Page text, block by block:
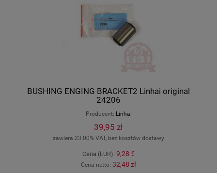
BUSHING ENGING BRACKET2 Linhai original
24206
Producent: Linhai
39,95 zł
zawiera 23.00% VAT, bez kosztów dostawy
Cena (EUR): 9,28 €
Cena netto: 32,48 zł